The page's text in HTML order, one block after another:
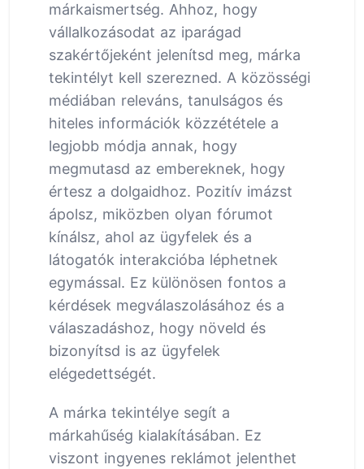
márkaismertség. Ahhoz, hogy
vállalkozásodat az iparágad
szakértőjeként jelenítsd meg, márka
tekintélyt kell szerezned. A közösségi
médiában releváns, tanulságos és
hiteles információk közzététele a
legjobb módja annak, hogy
megmutasd az embereknek, hogy
értesz a dolgaidhoz. Pozitív imázst
ápolsz, miközben olyan fórumot
kínálsz, ahol az ügyfelek és a
látogatók interakcióba léphetnek
egymással. Ez különösen fontos a
kérdések megválaszolásához és a
válaszadáshoz, hogy növeld és
bizonyítsd is az ügyfelek
elégedettségét.
A márka tekintélye segít a
márkahűség kialakításában. Ez
viszont ingyenes reklámot jelenthet